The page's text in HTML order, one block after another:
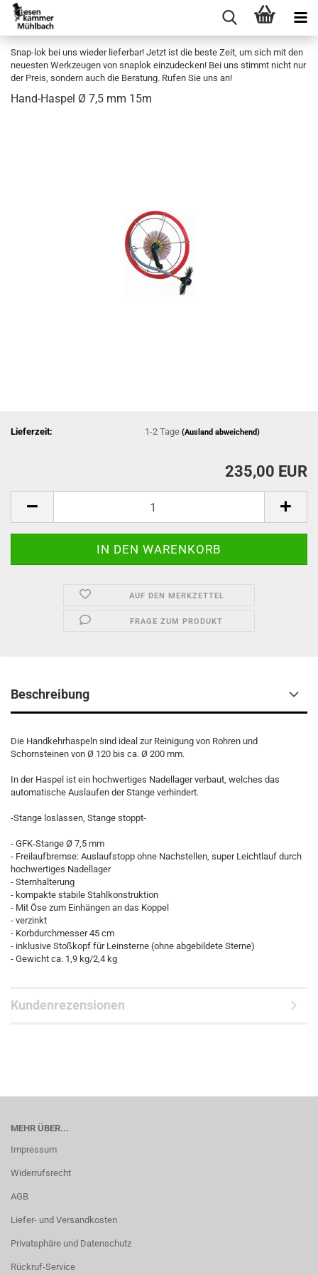
Snap-lok bei uns wieder lieferbar! Jetzt ist die beste Zeit, um sich mit den
neuesten Werkzeugen von snaplok einzudecken! Bei uns stimmt nicht nur
der Preis, sondern auch die Beratung. Rufen Sie uns an!
Hand-​Haspel Ø 7,5 mm 15m
Lieferzeit: 1-2 Tage(Ausland abweichend)
235,00 EUR
AUF DEN MERKZETTEL
FRAGE ZUM PRODUKT
Beschreibung
Die Handkehrhaspeln sind ideal zur Reinigung von Rohren und
Schornsteinen von Ø 120 bis ca. Ø 200 mm.
In der Haspel ist ein hochwertiges Nadellager verbaut, welches das
automatische Auslaufen der Stange verhindert.
-Stange loslassen, Stange stoppt-
- GFK-Stange Ø 7,5 mm
- Freilaufbremse: Auslaufstopp ohne Nachstellen, super Leichtlauf durch
hochwertiges Nadellager
- Sternhalterung
- kompakte stabile Stahlkonstruktion
- Mit Öse zum Einhängen an das Koppel
- verzinkt
- Korbdurchmesser 45 cm
- inklusive Stoßkopf für Leinsterne (ohne abgebildete Sterne)
- Gewicht ca. 1,9 kg/2,4 kg
Kundenrezensionen
MEHR ÜBER...
Impressum
Widerrufsrecht
AGB
Liefer- und Versandkosten
Privatsphäre und Datenschutz
Rückruf-Service